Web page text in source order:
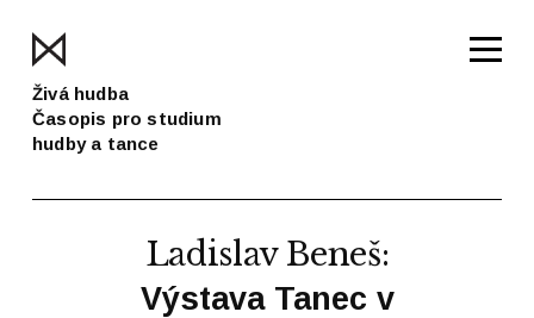
Živá hudba
Časopis pro studium
hudby a tance
Ladislav Beneš:
Výstava Tanec v